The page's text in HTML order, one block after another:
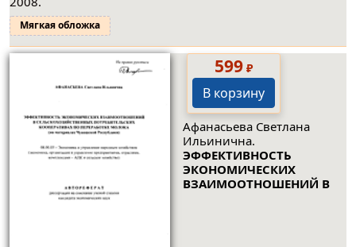
Мягкая обложка
599₽
В корзину
Афанасьева Светлана
Ильинична.
ЭФФЕКТИВНОСТЬ
ЭКОНОМИЧЕСКИХ
ВЗАИМООТНОШЕНИЙ В